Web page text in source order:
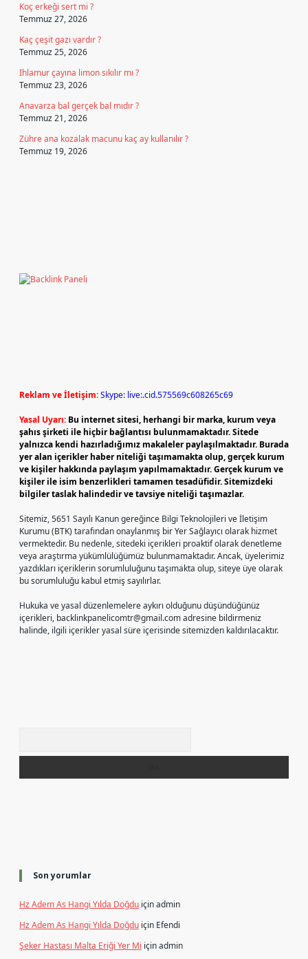
Koç erkeği sert mi ?
Temmuz 27, 2026
Kaç çeşit gazı vardır ?
Temmuz 25, 2026
Ihlamur çayına limon sıkılır mı ?
Temmuz 23, 2026
Anavarza bal gerçek bal mıdır ?
Temmuz 21, 2026
Zühre ana kozalak macunu kaç ay kullanılır ?
Temmuz 19, 2026
Reklam ve İletişim:Skype: live:.cid.575569c608265c69
Yasal Uyarı: Bu internet sitesi, herhangi bir marka, kurum veya
şahıs şirketi ile hiçbir bağlantısı bulunmamaktadır. Sitede
yalnızca kendi hazırladığımız makaleler paylaşılmaktadır. Burada
yer alan içerikler haber niteliği taşımamakta olup, gerçek kurum
ve kişiler hakkında paylaşım yapılmamaktadır. Gerçek kurum ve
kişiler ile isim benzerlikleri tamamen tesadüfidir. Sitemizdeki
bilgiler taslak halindedir ve tavsiye niteliği taşımazlar.
Sitemiz, 5651 Sayılı Kanun gereğince Bilgi Teknolojileri ve İletişim
Kurumu (BTK) tarafından onaylanmış bir Yer Sağlayıcı olarak hizmet
vermektedir. Bu nedenle, sitedeki içerikleri proaktif olarak denetleme
veya araştırma yükümlülüğümüz bulunmamaktadır. Ancak, üyelerimiz
yazdıkları içeriklerin sorumluluğunu taşımakta olup, siteye üye olarak
bu sorumluluğu kabul etmiş sayılırlar.
Hukuka ve yasal düzenlemelere aykırı olduğunu düşündüğünüz
içerikleri, backlinkpanelicomtr@gmail.comadresine bildirmeniz
halinde, ilgili içerikler yasal süre içerisinde sitemizden kaldırılacaktır.
Son yorumlar
Hz Adem As Hangi Yılda Doğdu içinadmin
Hz Adem As Hangi Yılda Doğdu için Efendi
Şeker Hastası Malta Eriği Yer Mi içinadmin